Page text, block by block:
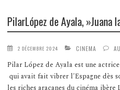
PilarLópez de Ayala, »Juana
2 DÉCEMBRE 2024 CINEMA
Pilar López de Ayala est une
qui avait fait vibrer l'Espagne dès
les riches aracanes du cinéma ibère